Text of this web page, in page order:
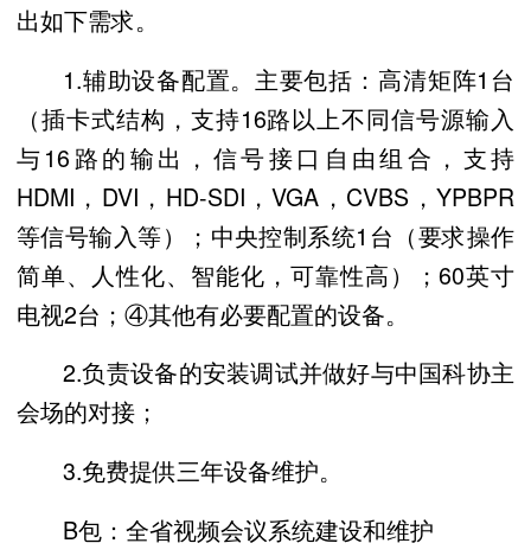
出如下需求。
1.辅助设备配置。主要包括：高清矩阵1台
（插卡式结构，支持16路以上不同信号源输入
与16路的输出，信号接口自由组合，支持
HDMI，DVI，HD-SDI，VGA，CVBS，YPBPR
等信号输入等）；中央控制系统1台（要求操作
简单、人性化、智能化，可靠性高）；60英寸
电视2台；④其他有必要配置的设备。
2.负责设备的安装调试并做好与中国科协主
会场的对接；
3.免费提供三年设备维护。
B包：全省视频会议系统建设和维护